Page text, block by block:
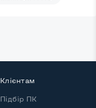
Клієнтам
Підбір ПК